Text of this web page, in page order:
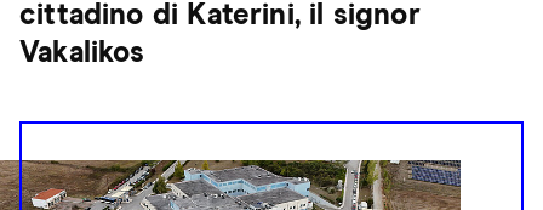
cittadino di Katerini, il signor
Vakalikos